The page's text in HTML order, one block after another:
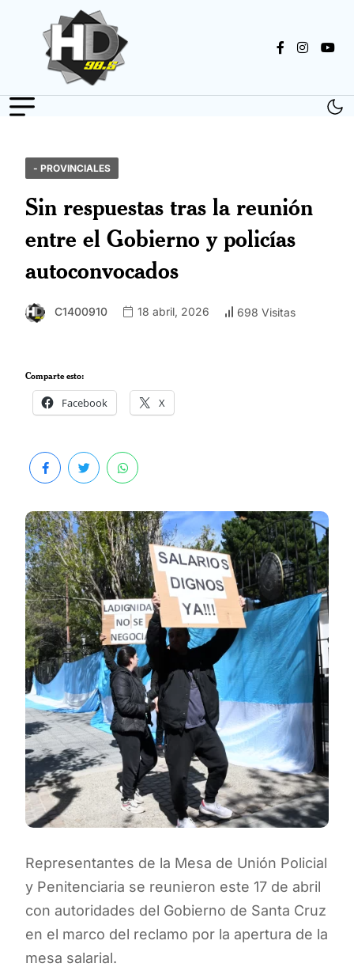
- PROVINCIALES
Sin respuestas tras la reunión
entre el Gobierno y policías
autoconvocados
C1400910 18 abril, 2026 698 Visitas
Comparte esto:
Facebook X
Representantes de la Mesa de Unión Policial
y Penitenciaria se reunieron este 17 de abril
con autoridades del Gobierno de Santa Cruz
en el marco del reclamo por la apertura de la
mesa salarial.